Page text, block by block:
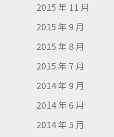
2015 年 11 月
2015 年 9 月
2015 年 8 月
2015 年 7 月
2014 年 9 月
2014 年 6 月
2014 年 5 月